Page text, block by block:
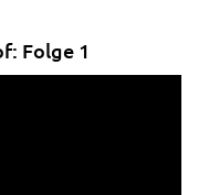
Folge 1